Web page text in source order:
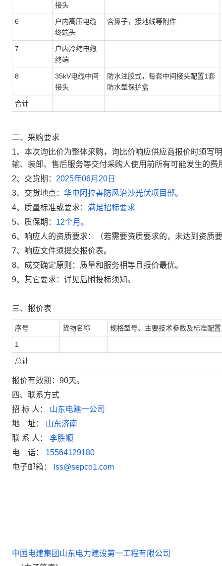
接头
6
户内高压电缆
终端头
含鼻子，接地线等附件
7
户内冷缩电缆
终端
8
35kV电缆中间
接头
防水注胶式，每套中间接头配置1套
防水型保护盒
合计
二、采购要求
1、本次询比价为整体采购，询比价响应供应商报价时须写
输、装卸、售后服务等交付采购人使用前所有可能发生的
2、交货期： 2025年06月20日
3、交货地点： 华电阿拉善防风治沙光伏项目部。
4、质量标准或要求： 满足招标要求
5、质保期： 12个月。
6、响应人的资质要求：（若需要资质要求的，未达到资质
7、响应文件须提交报价表。
8、成交确定原则：质量和服务相等且报价最优。
9、其它要求：详见后附投标须知。
三、报价表
序号 货物名称 规格型号、主要技术参数及标准配置
1
总计
报价有效期：90天。
四、联系方式
招 标 人： 山东电建一公司
地
址： 山东济南
联 系 人： 李胜顺
电
话： 15564129180
电子邮箱：
lss@sepco1.com
中国电建集团山东电力建设第一工程有限公司